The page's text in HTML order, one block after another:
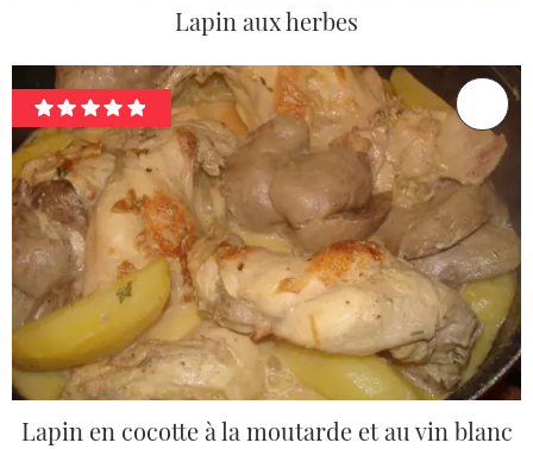
Lapin aux herbes
Lapin en cocotte à la moutarde et au vin blanc